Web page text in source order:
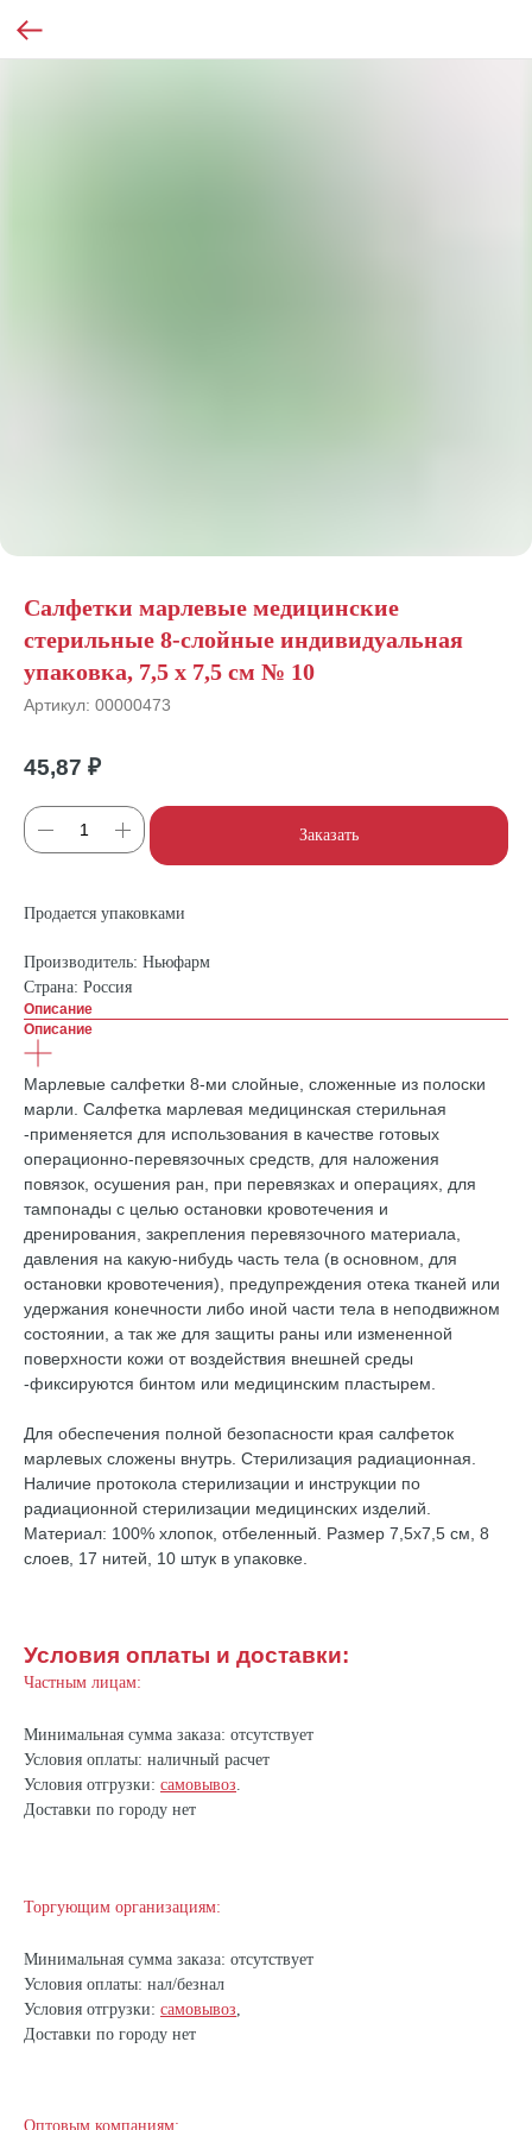
Салфетки марлевые медицинские
стерильные 8-слойные индивидуальная
упаковка, 7,5 х 7,5 см № 10
Артикул: 00000473
45,87 ₽
Заказать
Продается упаковками
Производитель: Ньюфарм
Страна: Россия
Описание
Описание
Марлевые салфетки 8-ми слойные, сложенные из полоски
марли. Салфетка марлевая медицинская стерильная
-применяется для использования в качестве готовых
операционно-перевязочных средств, для наложения
повязок, осушения ран, при перевязках и операциях, для
тампонады с целью остановки кровотечения и
дренирования, закрепления перевязочного материала,
давления на какую-нибудь часть тела (в основном, для
остановки кровотечения), предупреждения отека тканей или
удержания конечности либо иной части тела в неподвижном
состоянии, а так же для защиты раны или измененной
поверхности кожи от воздействия внешней среды
-фиксируются бинтом или медицинским пластырем.
Для обеспечения полной безопасности края салфеток
марлевых сложены внутрь. Стерилизация радиационная.
Наличие протокола стерилизации и инструкции по
радиационной стерилизации медицинских изделий.
Материал: 100% хлопок, отбеленный. Размер 7,5х7,5 см, 8
слоев, 17 нитей, 10 штук в упаковке.
Условия оплаты и доставки:
Частным лицам:
Минимальная сумма заказа: отсутствует
Условия оплаты: наличный расчет
Условия отгрузки: самовывоз.
Доставки по городу нет
Торгующим организациям:
Минимальная сумма заказа: отсутствует
Условия оплаты: нал/безнал
Условия отгрузки: самовывоз,
Доставки по городу нет
Оптовым компаниям: